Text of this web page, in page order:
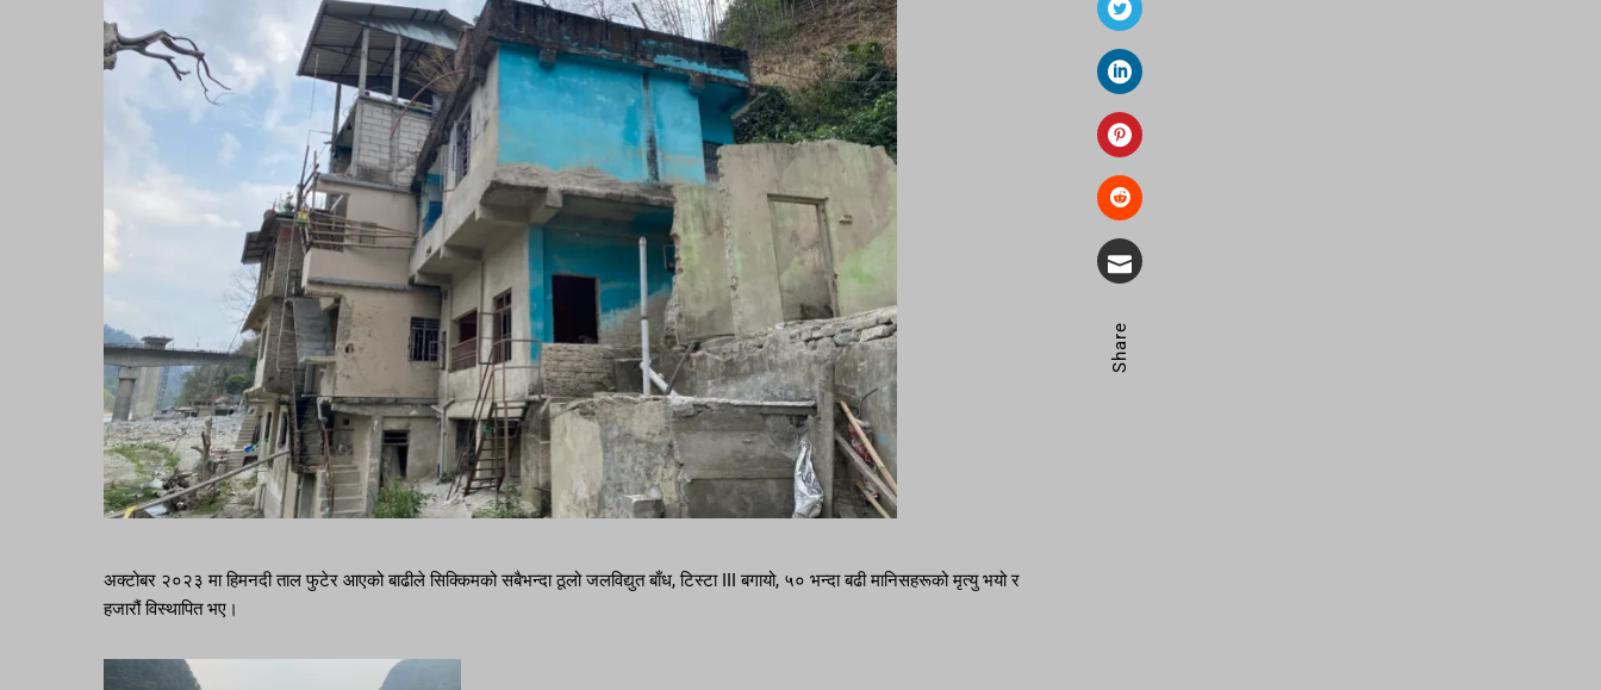
Share
अक्टोबर २०२३ मा हिमनदी ताल फुटेर आएको बाढीले सिक्किमको सबैभन्दा ठूलो जलविद्युत बाँध, टिस्टा III बगायो, ५० भन्दा बढी मानिसहरूको मृत्यु भयो र
हजारौं विस्थापित भए।